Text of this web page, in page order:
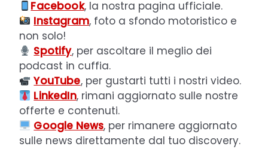
Facebook, la nostra pagina ufficiale.
Instagram, foto a sfondo motoristico e
non solo!
Spotify, per ascoltare il meglio dei
podcast in cuffia.
YouTube, per gustarti tutti i nostri video.
LinkedIn, rimani aggiornato sulle nostre
offerte e contenuti.
Google News, per rimanere aggiornato
sulle news direttamente dal tuo discovery.